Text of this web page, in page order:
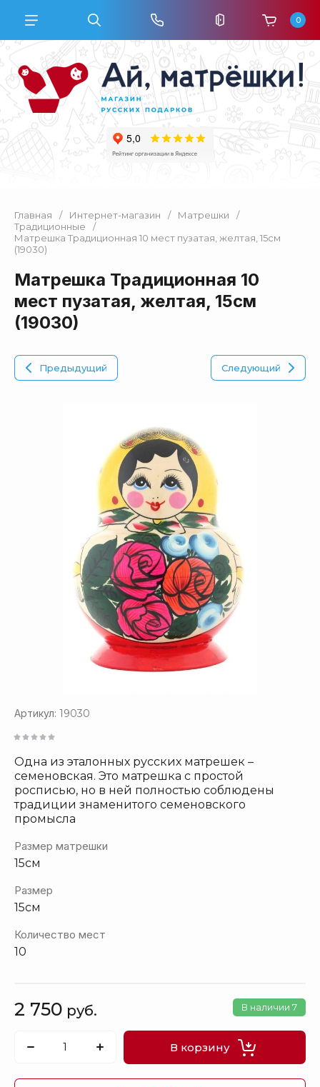
0
Главная / Интернет-магазин / Матрешки
/
Традиционные
/
Матрешка Традиционная 10 мест пузатая, желтая, 15см
(19030)
Матрешка Традиционная 10
мест пузатая, желтая, 15см
(19030)
Предыдущий Следующий
Артикул: 19030
Одна из эталонных русских матрешек –
семеновская. Это матрешка с простой
росписью, но в ней полностью соблюдены
традиции знаменитого семеновского
промысла
Размер матрешки
15см
Размер
15см
Количество мест
10
В наличии 7
2 750 руб.
В корзину